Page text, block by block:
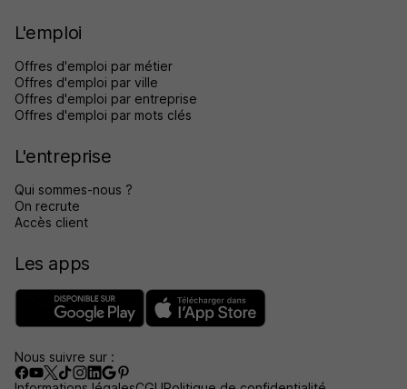
L'emploi
Offres d'emploi par métier
Offres d'emploi par ville
Offres d'emploi par entreprise
Offres d'emploi par mots clés
L'entreprise
Qui sommes-nous ?
On recrute
Accès client
Les apps
Nous suivre sur :